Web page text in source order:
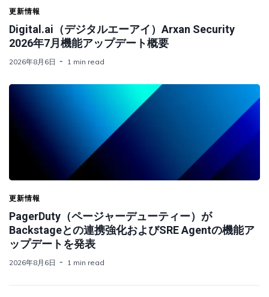
更新情報
Digital.ai（デジタルエーアイ）Arxan Security
2026年7月機能アップデート概要
2026年8月6日 1 min read
更新情報
PagerDuty（ページャーデューティー）が
Backstageとの連携強化およびSRE Agentの機能ア
ップデートを発表
2026年8月6日 1 min read